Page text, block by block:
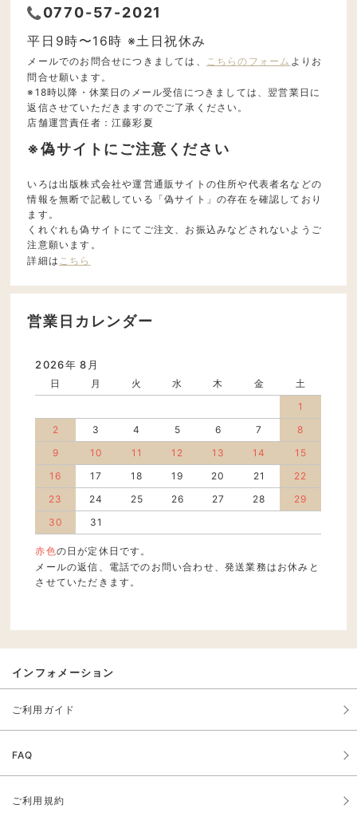
0770-57-2021
平日9時〜16時 ※土日祝休み
メールでのお問合せにつきましては、 こちらのフォーム よりお
問合せ願います。
※18時以降・休業日のメール受信につきましては、翌営業日に
返信させていただきますのでご了承ください。
店舗運営責任者：江藤彩夏
※偽サイトにご注意ください
いろは出版株式会社や運営通販サイトの住所や代表者名などの
情報を無断で記載している「偽サイト」の存在を確認しており
ます。
くれぐれも偽サイトにてご注文、お振込みなどされないようご
注意願います。
詳細は こちら
営業日カレンダー
2026年 8月
日 月 火 水 木 金
土
1
2
3 4 5 6 7
8
9
10 11 12 13 14
15
16
17 18 19 20 21
22
23
24 25 26 27 28
29
30
31
赤色の日が定休日です。
メールの返信、電話でのお問い合わせ、発送業務はお休みと
させていただきます。
インフォメーション
ご利用ガイド
FAQ
ご利用規約